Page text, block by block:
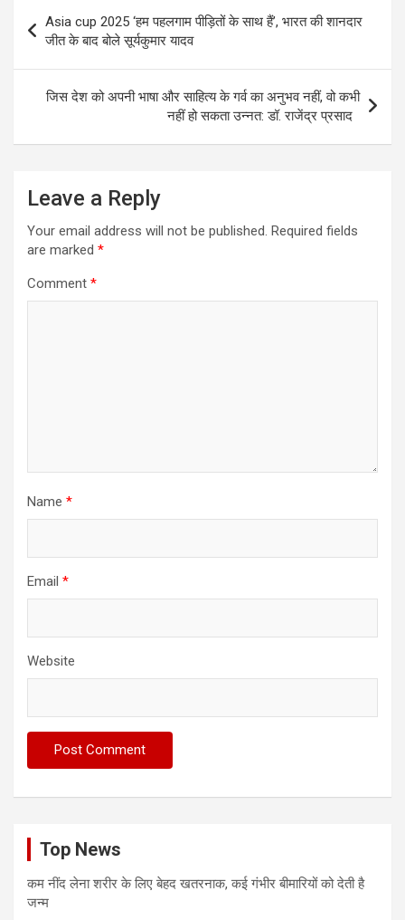
navigation
Asia cup 2025 ‘हम पहलगाम पीड़ितों के साथ हैं’, भारत की शानदार
जीत के बाद बोले सूर्यकुमार यादव
जिस देश को अपनी भाषा और साहित्य के गर्व का अनुभव नहीं, वो कभी
नहीं हो सकता उन्नत: डॉ. राजेंद्र प्रसाद
Leave a Reply
Your email address will not be published. Required fields
are marked *
Comment *
Name *
Email *
Website
Top News
कम नींद लेना शरीर के लिए बेहद खतरनाक, कई गंभीर बीमारियों को देती है
जन्म